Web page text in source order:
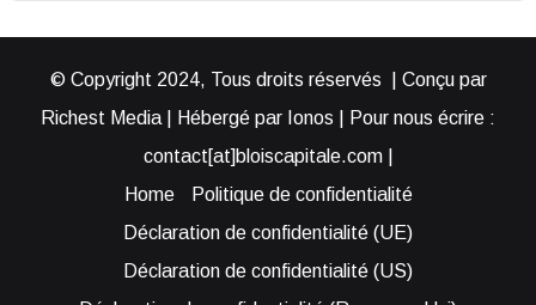
© Copyright 2024, Tous droits réservés | Conçu par
Richest Media | Hébergé par Ionos | Pour nous écrire :
contact[at]bloiscapitale.com |
Home
Politique de confidentialité
Déclaration de confidentialité (UE)
Déclaration de confidentialité (US)